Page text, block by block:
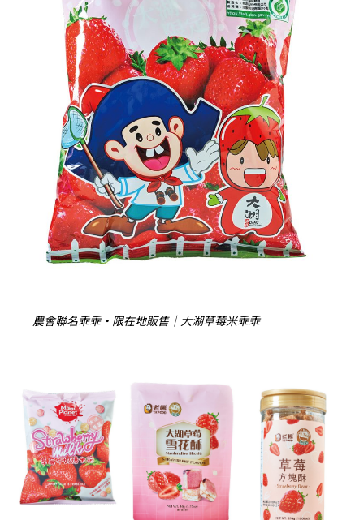
農會聯名乖乖・限在地販售｜大湖草莓米乖乖